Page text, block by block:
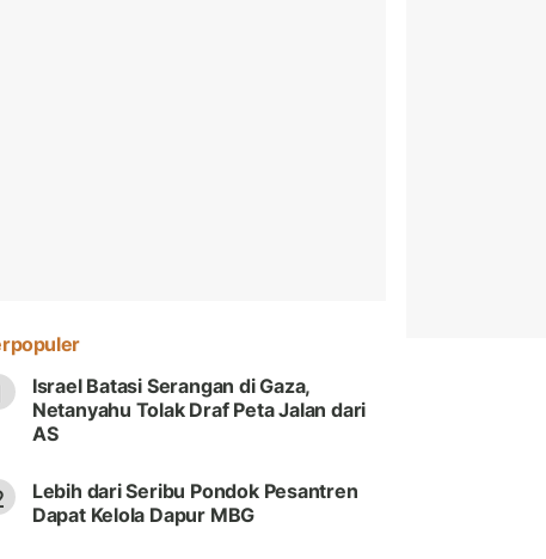
Israel Batasi Serangan di Gaza,
Netanyahu Tolak Draf Peta Jalan dari
AS
Lebih dari Seribu Pondok Pesantren
Dapat Kelola Dapur MBG